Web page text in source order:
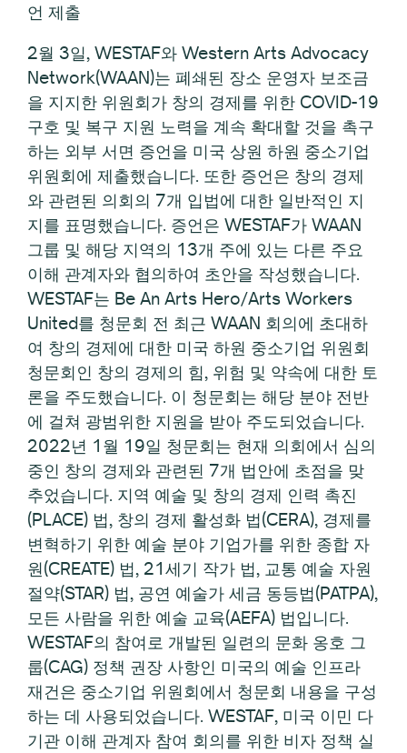
언 제출
2월 3일, WESTAF와 Western Arts Advocacy
Network(WAAN)는 폐쇄된 장소 운영자 보조금
을 지지한 위원회가 창의 경제를 위한 COVID-19
구호 및 복구 지원 노력을 계속 확대할 것을 촉구
하는 외부 서면 증언을 미국 상원 하원 중소기업
위원회에 제출했습니다. 또한 증언은 창의 경제
와 관련된 의회의 7개 입법에 대한 일반적인 지
지를 표명했습니다. 증언은 WESTAF가 WAAN
그룹 및 해당 지역의 13개 주에 있는 다른 주요
이해 관계자와 협의하여 초안을 작성했습니다.
WESTAF는 Be An Arts Hero/Arts Workers
United를 청문회 전 최근 WAAN 회의에 초대하
여 창의 경제에 대한 미국 하원 중소기업 위원회
청문회인 창의 경제의 힘, 위험 및 약속에 대한 토
론을 주도했습니다. 이 청문회는 해당 분야 전반
에 걸쳐 광범위한 지원을 받아 주도되었습니다.
2022년 1월 19일 청문회는 현재 의회에서 심의
중인 창의 경제와 관련된 7개 법안에 초점을 맞
추었습니다. 지역 예술 및 창의 경제 인력 촉진
(PLACE) 법, 창의 경제 활성화 법(CERA), 경제를
변혁하기 위한 예술 분야 기업가를 위한 종합 자
원(CREATE) 법, 21세기 작가 법, 교통 예술 자원
절약(STAR) 법, 공연 예술가 세금 동등법(PATPA),
모든 사람을 위한 예술 교육(AEFA) 법입니다.
WESTAF의 참여로 개발된 일련의 문화 옹호 그
룹(CAG) 정책 권장 사항인 미국의 예술 인프라
재건은 중소기업 위원회에서 청문회 내용을 구성
하는 데 사용되었습니다. WESTAF, 미국 이민 다
기관 이해 관계자 참여 회의를 위한 비자 정책 실